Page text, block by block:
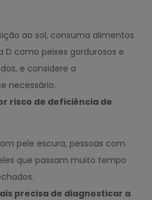
ao sol, consuma alimentos
D como peixes gordurosos e
e considere a
necessário.
risco de deficiência de
pele escura, pessoas com
que passam muito tempo
precisa de diagnosticar a